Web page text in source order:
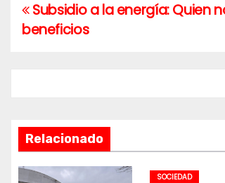
Navegación
de
Subsidio a la energía: Quien
beneficios
Relacionado
SOCIEDAD